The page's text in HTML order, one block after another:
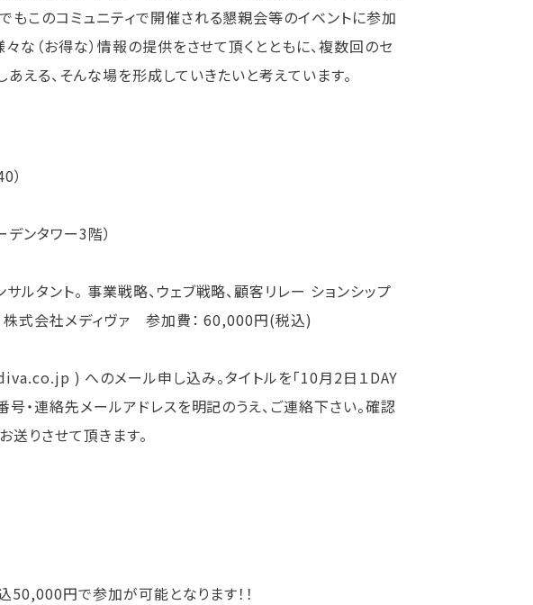
このコミュニティで開催される懇親会等のイベントに参加
々な（お得な）情報の提供をさせて頂くとともに、複数回のセ
える、そんな場を形成していきたいと考えています。
ンタワー3階）
タント。 事業戦略、ウェブ戦略、顧客リレー ションシップ
株式会社メディヴァ 参加費： 60,000円(税込)
) へのメール申し込み。タイトルを「10月2日１DAY
号・連絡先メールアドレスを明記のうえ、ご連絡下さい。確認
送りさせて頂きます。
円で参加が可能となります！！